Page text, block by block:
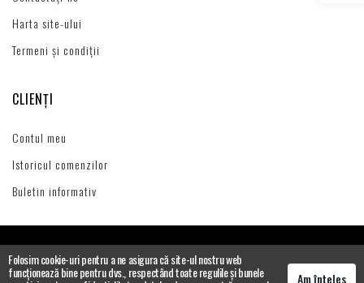
Folosim cookie-uri pentru a ne asigura că site-ul nostru web
funcționează bine pentru dvs., respectând toate regulile și bunele Am înțeles
Harta site-ului
Termeni și condiții
CLIENȚI
Contul meu
Istoricul comenzilor
Buletin informativ